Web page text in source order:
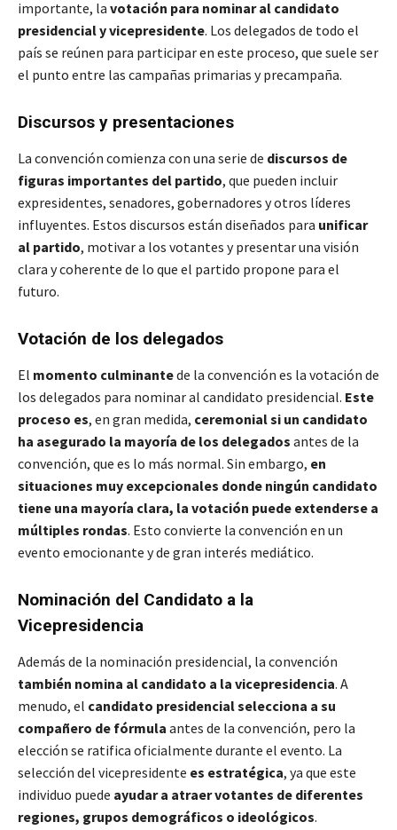
importante, la votación para nominar al candidato
presidencial y vicepresidente. Los delegados de todo el
país se reúnen para participar en este proceso, que suele ser
el punto entre las campañas primarias y precampaña.
Discursos y presentaciones
La convención comienza con una serie de discursos de
figuras importantes del partido, que pueden incluir
expresidentes, senadores, gobernadores y otros líderes
influyentes. Estos discursos están diseñados para unificar
al partido, motivar a los votantes y presentar una visión
clara y coherente de lo que el partido propone para el
futuro.
Votación de los delegados
El momento culminantede la convención es la votación de
los delegados para nominar al candidato presidencial. Este
proceso es, en gran medida, ceremonial si un candidato
ha asegurado la mayoría de los delegados antes de la
convención, que es lo más normal. Sin embargo, en
situaciones muy excepcionales donde ningún candidato
tiene una mayoría clara, la votación puede extenderse a
múltiples rondas. Esto convierte la convención en un
evento emocionante y de gran interés mediático.
Nominación del Candidato a la
Vicepresidencia
Además de la nominación presidencial, la convención
también nomina al candidato a la vicepresidencia. A
menudo, el candidato presidencial selecciona a su
compañero de fórmula antes de la convención, pero la
elección se ratifica oficialmente durante el evento. La
selección del vicepresidente es estratégica, ya que este
individuo puede ayudar a atraer votantes de diferentes
regiones, grupos demográficos o ideológicos.